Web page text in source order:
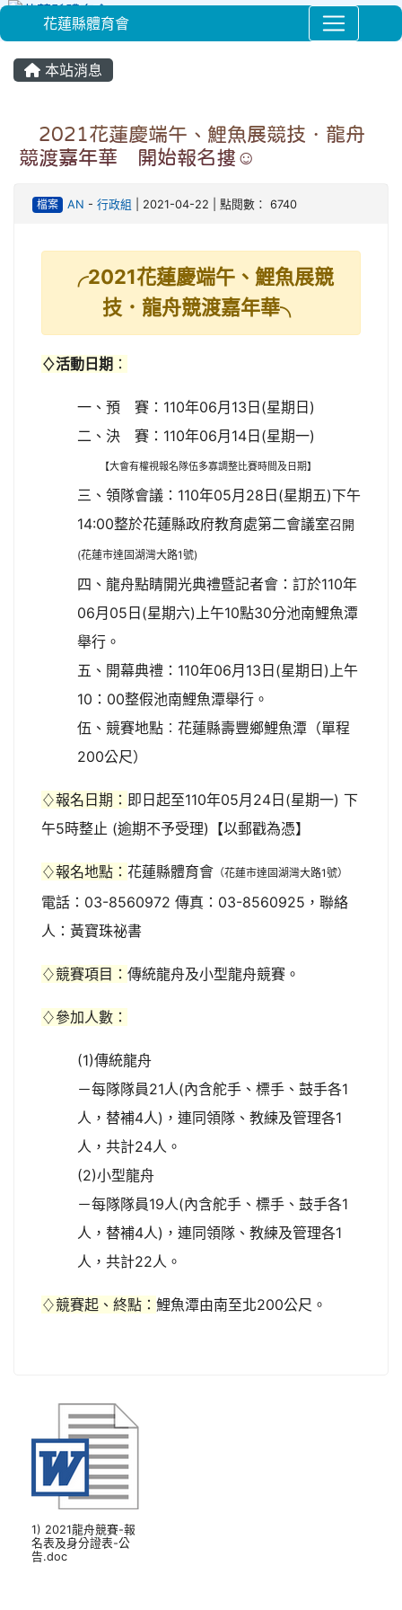
花蓮縣體育會
本站消息
╭2021花蓮慶端午、鯉魚展競技．龍舟
競渡嘉年華╮開始報名摟☺
檔案 AN - 行政組 | 2021-04-22 | 點閱數： 6740
╭2021花蓮慶端午、鯉魚展競
技．龍舟競渡嘉年華╮
♢活動日期 ：
一、預 賽：110年06月13日(星期日)
二、決 賽：110年06月14日(星期一)
【大會有權視報名隊伍多寡調整比賽時間及日期】
三、領隊會議：110年05月28日(星期五)下午
14:00整於花蓮縣政府教育處第二會議室召開
(花蓮市達固湖灣大路1號)
四、龍舟點睛開光典禮暨記者會：訂於110年
06月05日(星期六)上午10點30分池南鯉魚潭
舉行。
五、開幕典禮：110年06月13日(星期日)上午
10：00整假池南鯉魚潭舉行。
伍、競賽地點︰花蓮縣壽豐鄉鯉魚潭（單程
200公尺）
♢報名日期： 即日起至110年05月24日(星期一) 下
午5時整止 (逾期不予受理)【以郵戳為憑】
♢報名地點： 花蓮縣體育會 （花蓮市達固湖灣大路1號）
電話：03-8560972 傳真：03-8560925，聯絡
人：黃寶珠祕書
♢競賽項目： 傳統龍舟及小型龍舟競賽。
♢參加人數：
(1)傳統龍舟
－每隊隊員21人(內含舵手、標手、鼓手各1
人，替補4人)，連同領隊、教練及管理各1
人，共計24人。
(2)小型龍舟
－每隊隊員19人(內含舵手、標手、鼓手各1
人，替補4人)，連同領隊、教練及管理各1
人，共計22人。
♢競賽起、終點： 鯉魚潭由南至北200公尺。
1) 2021龍舟競賽-報
名表及身分證表-公
告.doc